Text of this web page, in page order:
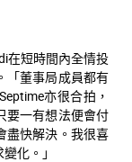
在短時間內全情投
「董事局成員都有
亦很合拍，
要一有想法便會付
盡快解決。我很喜
化。」